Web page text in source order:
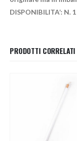
DISPONIBILITA’: N.
PRODOTTI CORRELATI